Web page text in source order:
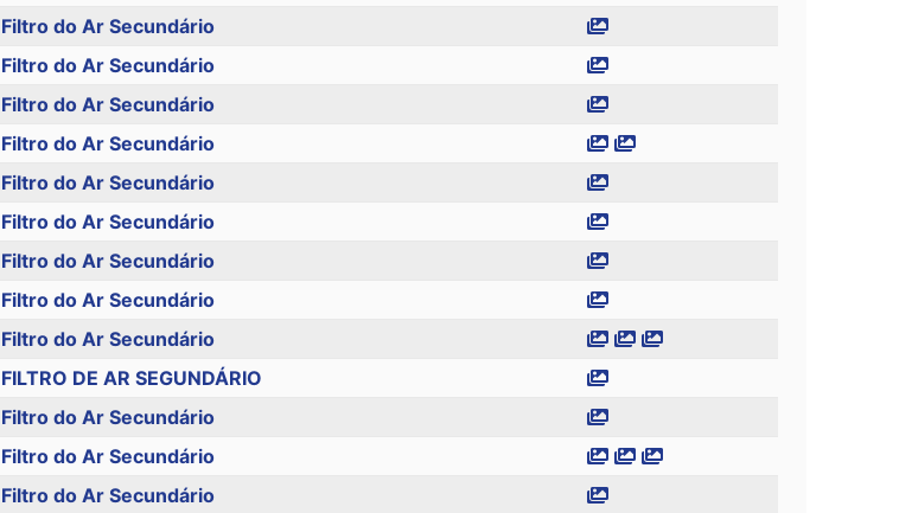
Filtro do Ar Secundário
Filtro do Ar Secundário
Filtro do Ar Secundário
Filtro do Ar Secundário
Filtro do Ar Secundário
Filtro do Ar Secundário
Filtro do Ar Secundário
Filtro do Ar Secundário
Filtro do Ar Secundário
FILTRO DE AR SEGUNDÁRIO
Filtro do Ar Secundário
Filtro do Ar Secundário
Filtro do Ar Secundário